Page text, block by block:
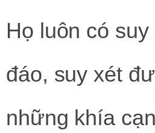
Họ luôn có
đáo, suy xét
những khía